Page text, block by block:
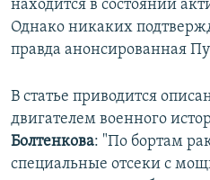
находится в состоянии
Однако никаких
правда анонсированная
В статье приводится
двигателем военного
Болтенкова: "По бортам
специальные отсеки с